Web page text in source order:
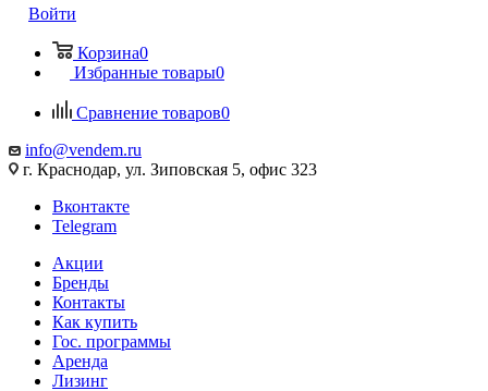
Войти
Корзина0
Избранные товары0
Сравнение товаров0
info@vendem.ru
г. Краснодар, ул. Зиповская 5, офис 323
Вконтакте
Telegram
Акции
Бренды
Контакты
Как купить
Гос. программы
Аренда
Лизинг